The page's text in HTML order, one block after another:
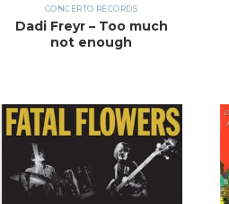
CONCERTO RECORDS
Dadi Freyr – Too much
not enough